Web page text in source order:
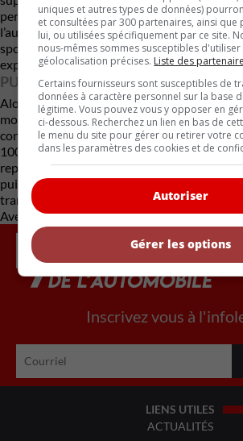
permettant de réduire rapidement les
l’autonomie. Elle intègre également une
sportive et un amortissement pneumatique
expérience de conduite fluide et
PUISSANT POTENTIEL
Alors que la A6 e-tron de base offre
moteurs, y compris un moteur unique de
configuration à deux moteurs avec 469
100 km/h en moins de quatre secondes, la
repousser encore plus les limites. Les
puissance impressionnante de 805 chevaux
transmission intégrale Quattro d’Audi.
Avec des renseignements de Carscoops
Inscrivez vous à
LIENS UTILES
ACTUALITÉS
uniques et autres types de données)
et consultées par 300 partenaires, ainsi que
lui, ou utilisées spécifiquement par ce site.
nous-mêmes sommes susceptibles
géolocalisation précises. Liste des
Certains fournisseurs sont susceptibles de
données à caractère personnel sur la base
légitime. Vous pouvez vous y opposer en
ci-dessous. Recherchez un lien en bas de
le menu du site pour gérer ou retirer votre
dans les paramètres des cookies et de
Autoriser
Gérer les options